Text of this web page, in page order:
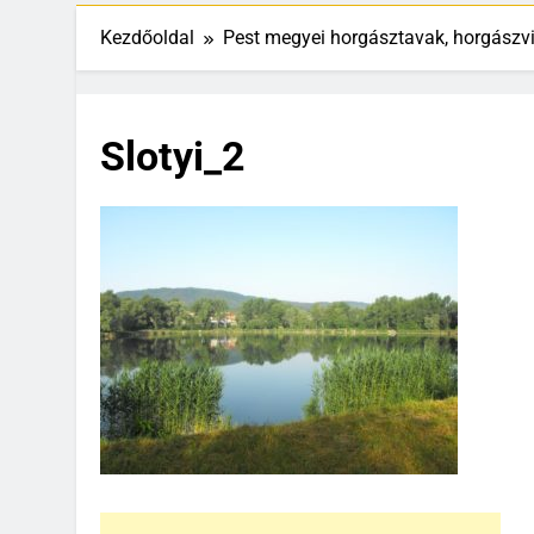
Kezdőoldal Pest megyei horgásztavak,
Slotyi_2